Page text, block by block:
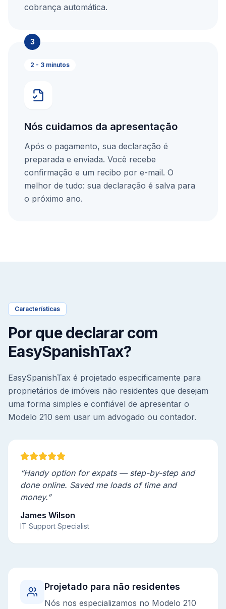
cobrança automática.
3
2 - 3 minutos
Nós cuidamos da apresentação
Após o pagamento, sua declaração é
preparada e enviada. Você recebe
confirmação e um recibo por e-mail. O
melhor de tudo: sua declaração é salva para
o próximo ano.
Características
Por que declarar com
EasySpanishTax?
EasySpanishTax é projetado especificamente para
proprietários de imóveis não residentes que desejam
uma forma simples e confiável de apresentar o
Modelo 210 sem usar um advogado ou contador.
“Handy option for expats — step-by-step and
done online. Saved me loads of time and
money.”
James Wilson
IT Support Specialist
Projetado para não residentes
Nós nos especializamos no Modelo 210